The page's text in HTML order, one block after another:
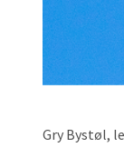
Gry Bystøl,